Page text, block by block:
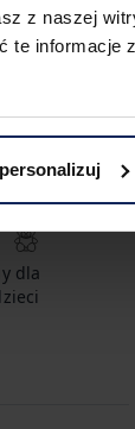
z naszej
te informacje
prysznic
dla